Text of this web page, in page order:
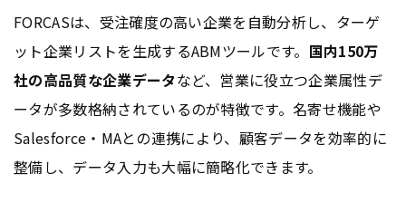
FORCASは、受注確度の高い企業を自動分析し、ターゲ
ット企業リストを生成するABMツールです。 国内150万
社の高品質な企業データなど、営業に役立つ企業属性デ
ータが多数格納されているのが特徴です。名寄せ機能や
Salesforce・MAとの連携により、顧客データを効率的に
整備し、データ入力も大幅に簡略化できます。